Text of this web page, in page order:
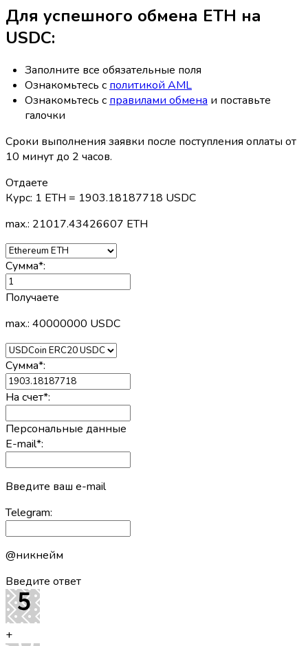
Для успешного обмена ETH на
USDC:
Заполните все обязательные поля
Ознакомьтесь с политикой AML
Ознакомьтесь с правилами обмена и поставьте
галочки
Сроки выполнения заявки после поступления оплаты от
10 минут до 2 часов.
Отдаете
Курс: 1 ETH = 1903.18187718 USDC
max.: 21017.43426607 ETH
Сумма*:
Получаете
max.: 40000000 USDC
Сумма*:
На счет*:
Персональные данные
E-mail*:
Введите ваш e-mail
Telegram:
@никнейм
Введите ответ
+